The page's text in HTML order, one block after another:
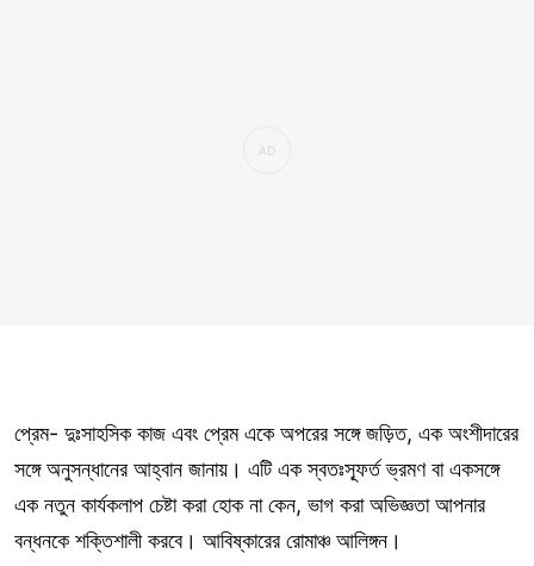
প্রেম- দুঃসাহসিক কাজ এবং প্রেম একে অপরের সঙ্গে জড়িত, এক অংশীদারের
সঙ্গে অনুসন্ধানের আহ্বান জানায়। এটি এক স্বতঃস্ফূর্ত ভ্রমণ বা একসঙ্গে
এক নতুন কার্যকলাপ চেষ্টা করা হোক না কেন, ভাগ করা অভিজ্ঞতা আপনার
বন্ধনকে শক্তিশালী করবে। আবিষ্কারের রোমাঞ্চ আলিঙ্গন।